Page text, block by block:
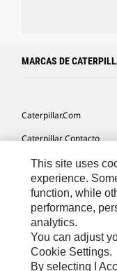
MARCAS DE
Caterpillar.com
Caterpillar Contacto
Mis Preferencias De
Site Map
Cookie Settings
Legal
Privacy
This site uses
experience.
function, while
performance,
analytics.
You can adjust
Cookie Settings.
By selecting I